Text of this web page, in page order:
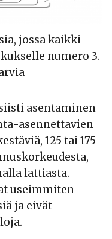
jossa kaikki
numero 3.
asentaminen
asennettavien
125 tai 175
lattiasta.
useimmiten
ja eivät